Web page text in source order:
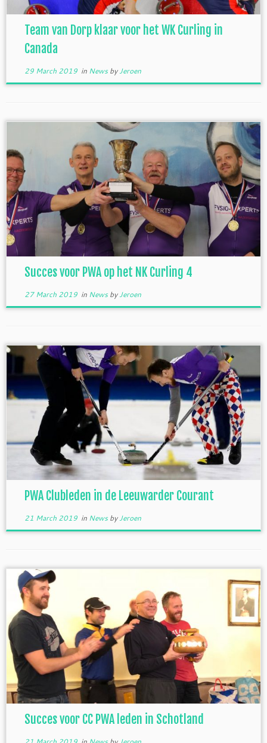
Team van Dorp klaar voor het WK Curling in
Canada
29 March 2019in NewsbyJeroen
Succes voor PWA op het NK Curling 4
27 March 2019in NewsbyJeroen
PWA Clubleden in de Leeuwarder Courant
21 March 2019in NewsbyJeroen
Succes voor CC PWA leden in Schotland